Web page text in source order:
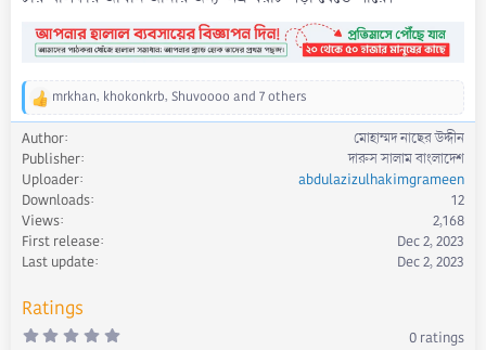
R
e
a
c
t
i
o
n
s
mrkhan, khokonkrb, Shuvoooo and 7 others
Author
মোহাম্মদ নাছের উদ্দীন
Publisher
দারুস সালাম বাংলাদেশ
Uploader
abdulazizulhakimgrameen
Downloads
12
Views
2,168
First release
Dec 2, 2023
Last update
Dec 2, 2023
Ratings
0 0 ratings